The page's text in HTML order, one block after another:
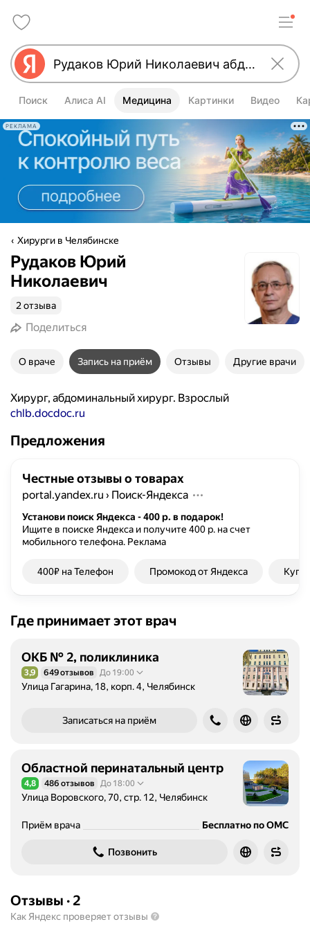
Поиск Алиса AI Медицина Картинки Видео
РЕКЛАМА
Хирурги в Челябинске
Рудаков Юрий
Николаевич
2 отзыва
Поделиться
О враче Запись на приём Отзывы Другие врачи
Хирург, абдоминальный хирург. Взрослый
chlb.docdoc.ru
Предложения
Честные отзывы о товарах
portal.yandex.ru › Поиск-Яндекса
Установи поиск Яндекса - 400 р. в подарок!
Ищите в поиске Яндекса и получите 400 р. на счет
мобильного телефона. Реклама
400₽ на Телефон Промокод от Яндекса
Где принимает этот врач
ОКБ № 2, поликлиника
Рейтинг 3,9 из 5
3,9 649 отзывов До 19:00
Улица Гагарина, 18, корп. 4, Челябинск
Записаться на приём
Областной перинатальный центр
Рейтинг 4,8 из 5
4,8 486 отзывов До 18:00
Улица Воровского, 70, стр. 12, Челябинск
Приём врача Бесплатно по ОМС
Позвонить
Отзывы · 2
Как Яндекс проверяет отзывы